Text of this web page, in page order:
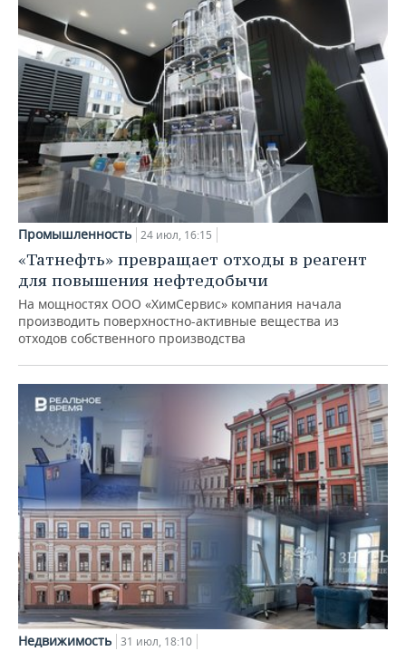
Промышленность 24 июл, 16:15
«Татнефть» превращает отходы в реагент
для повышения нефтедобычи
На мощностях ООО «ХимСервис» компания начала
производить поверхностно-активные вещества из
отходов собственного производства
Недвижимость 31 июл, 18:10